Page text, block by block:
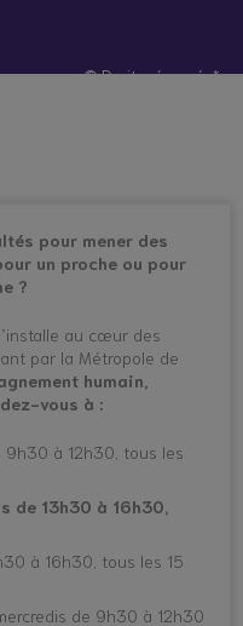
© Droits réservés*
pour mener des
un proche ou pour
?
au cœur des
par la Métropole de
humain,
vous à :
9h30 à 12h30, tous les
de 13h30 à 16h30,
à 16h30, tous les 15
de 9h30 à 12h30